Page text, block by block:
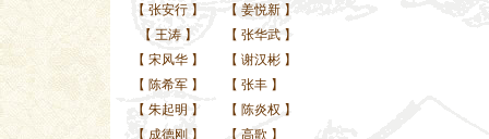
【 张安行】 【 姜悦新 】
【 王涛】 【 张华武 】
【 宋风华】 【 谢汉彬 】
【 陈希军】 【 张丰 】
【 朱起明 】 【 陈炎权 】
【 成德刚 】 【 高歌 】